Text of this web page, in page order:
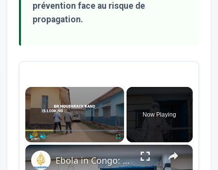
prévention face au risque de
propagation.
×
Play Unmute Fullscreen
Now Playing
×
Ebola in Congo: Doctor on the Front Line of a Hidden Crisis